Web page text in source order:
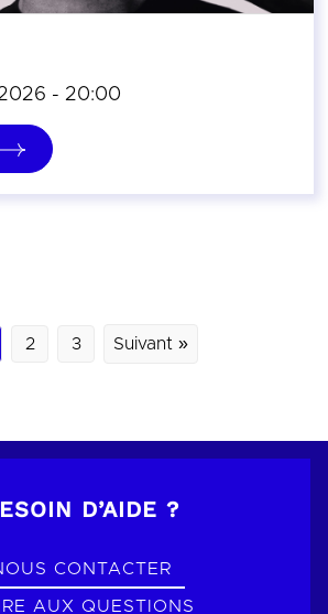
- 20:00
2 3 Suivant »
D’AIDE ?
CONTACTER
AUX QUESTIONS